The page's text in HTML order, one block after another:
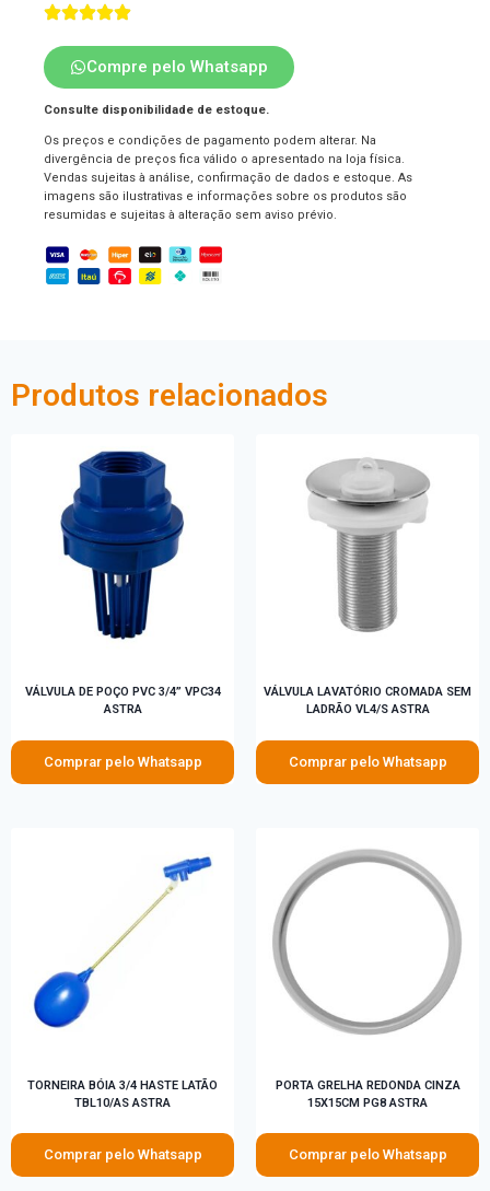
Compre pelo Whatsapp
Consulte disponibilidade de estoque.
Os preços e condições de pagamento podem alterar. Na
divergência de preços fica válido o apresentado na loja física.
Vendas sujeitas à análise, confirmação de dados e estoque. As
imagens são ilustrativas e informações sobre os produtos são
resumidas e sujeitas à alteração sem aviso prévio.
Produtos relacionados
VÁLVULA DE POÇO PVC 3/4” VPC34
ASTRA
Comprar pelo Whatsapp
VÁLVULA LAVATÓRIO CROMADA SEM
LADRÃO VL4/S ASTRA
Comprar pelo Whatsapp
TORNEIRA BÓIA 3/4 HASTE LATÃO
TBL10/AS ASTRA
Comprar pelo Whatsapp
PORTA GRELHA REDONDA CINZA
15X15CM PG8 ASTRA
Comprar pelo Whatsapp